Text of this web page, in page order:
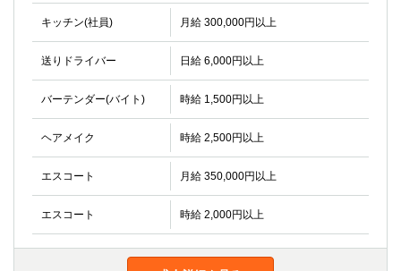
キッチン(社員) 月給 300,000円以上
送りドライバー 日給 6,000円以上
バーテンダー(バイト) 時給 1,500円以上
ヘアメイク 時給 2,500円以上
エスコート 月給 350,000円以上
エスコート 時給 2,000円以上
八千代台
本八幡
東金
浦安
宇都宮
小山
東武宇都宮（宇都宮西口）
茨城県
土浦 ひたち野うしく